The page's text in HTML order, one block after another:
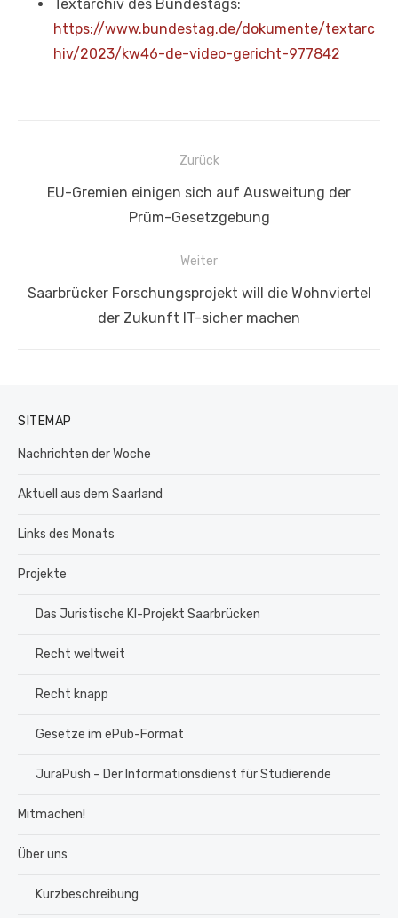
Textarchiv des Bundestags:
https://www.bundestag.de/dokumente/textarc
hiv/2023/kw46-de-video-gericht-977842
Beitragsnavigation
Zurück
Vorheriger
EU-Gremien einigen sich auf Ausweitung der
Prüm-Gesetzgebung
Weiter
Nächster
Saarbrücker Forschungsprojekt will die Wohnviertel
der Zukunft IT-sicher machen
SITEMAP
Nachrichten der Woche
Aktuell aus dem Saarland
Links des Monats
Projekte
Das Juristische KI-Projekt Saarbrücken
Recht weltweit
Recht knapp
Gesetze im ePub-Format
JuraPush – Der Informationsdienst für Studierende
Mitmachen!
Über uns
Kurzbeschreibung